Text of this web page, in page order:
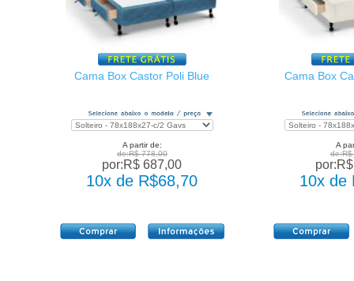
Cama Box Castor Poli Blue
A partir de:
de:R$ 778,00
por:R$ 687,00
10x de R$68,70
Cama Box
A
10x de